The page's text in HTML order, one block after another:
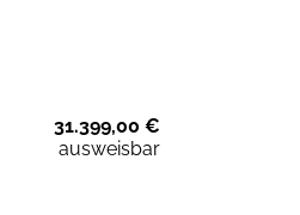
31.399,00 €
ausweisbar